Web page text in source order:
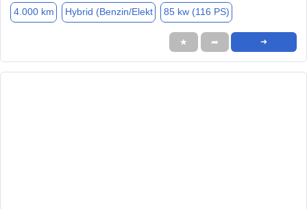
4.000 km Hybrid (Benzin/Elekt 85 kw (116 PS)
★ ➦ ➜